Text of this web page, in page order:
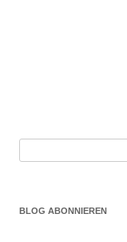
BLOG ABONNIEREN